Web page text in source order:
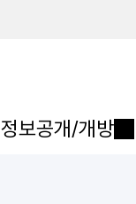
정보공개/개방